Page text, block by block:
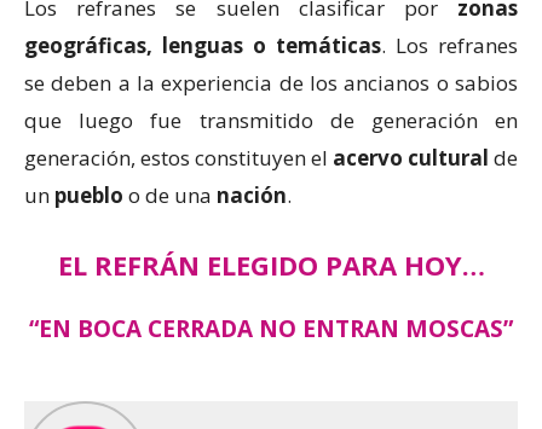
Los refranes se suelen clasificar por zonas
geográficas, lenguas o temáticas. Los refranes
se deben a la experiencia de los ancianos o sabios
que luego fue transmitido de generación en
generación, estos constituyen el acervo cultural de
un pueblo o de una nación.
EL REFRÁN ELEGIDO PARA HOY…
“EN BOCA CERRADA NO ENTRAN MOSCAS”